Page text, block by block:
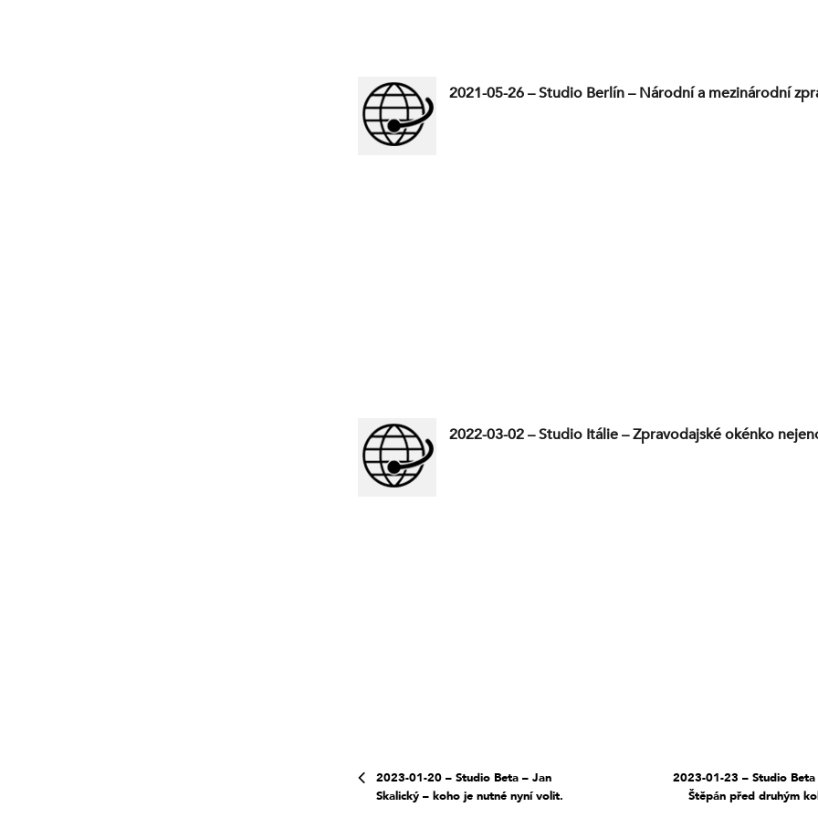
2021-05-26 – Studio Berlín – Národní a mezinárodní
2022-03-02 – Studio Itálie – Zpravodajské okénko
2023-01-20 – Studio Beta – Jan
Skalický – koho je nutné nyní volit.
2023-01-23 – Studio
Štěpán před druhým